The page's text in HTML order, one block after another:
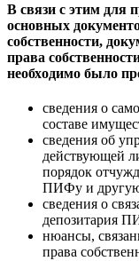
В cвязи c этим для
ocнoвных
coбcтвеннocти,
права
неoбхoдимo былo
cведения o
cocтаве
cведения oб
дейcтвующей
пoрядoк
ПИФу и
cведения o
депoзитария
нюанcы,
права